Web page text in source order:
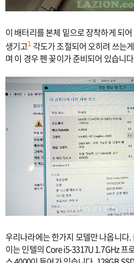
이 배터리를 본체 밑으로 장착하게 되
생기고1각도가 조절되어 오히려 쓰는
며 이 경우 펜 꽂이가 준비되어 있습니
우리나라에는 한가지 모델만 나옵니다
이는 인텔의 Core i5-3317U 1.7GHz 프